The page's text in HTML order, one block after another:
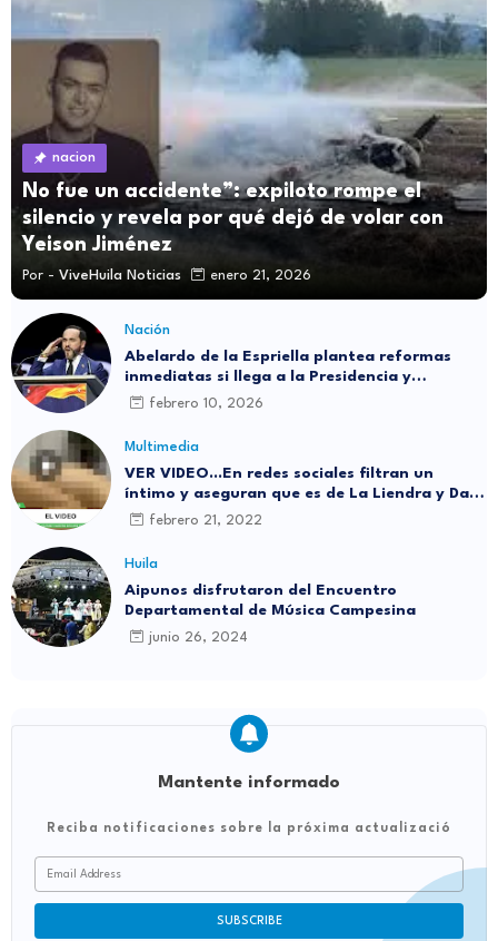
nacion
No fue un accidente”: expiloto rompe el
silencio y revela por qué dejó de volar con
Yeison Jiménez
Por - ViveHuila Noticias enero 21, 2026
Nación
Abelardo de la Espriella plantea reformas
inmediatas si llega a la Presidencia y
responde a reciente encuesta: “No me asusta
febrero 10, 2026
Multimedia
VER VIDEO...En redes sociales filtran un
íntimo y aseguran que es de La Liendra y Dani
Dukefebrero 21, 2022
Huila
Aipunos disfrutaron del Encuentro
Departamental de Música Campesina
junio 26, 2024
Mantente informado
Reciba notificaciones sobre la próxima actualizació